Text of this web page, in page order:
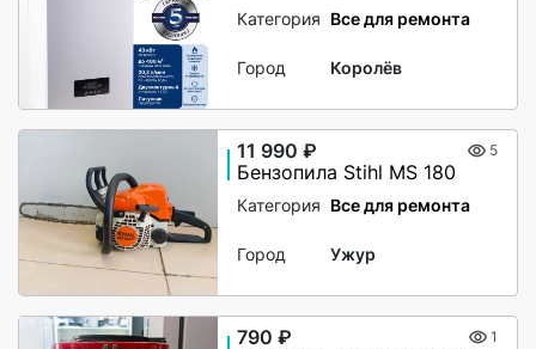
Категория Все для ремонта
Город Королёв
11 990 ₽ 5
Бензопила Stihl MS 180
Категория Все для ремонта
Город Ужур
790 ₽ 1